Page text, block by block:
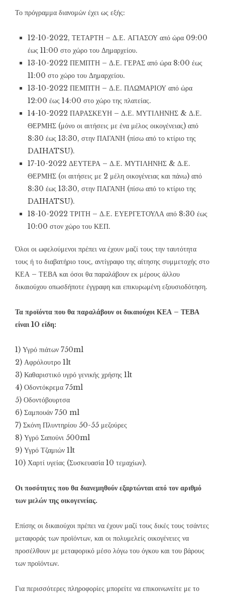
Το πρόγραμμα διανομών έχει ως εξής:
12-10-2022, ΤΕΤΑΡΤΗ – Δ.Ε. ΑΓΙΑΣΟΥ από ώρα 09:00
έως 11:00 στο χώρο του Δημαρχείου.
13-10-2022 ΠΕΜΠΤΗ – Δ.Ε. ΓΕΡΑΣ από ώρα 8:00 έως
11:00 στο χώρο του Δημαρχείου.
13-10-2022 ΠΕΜΠΤΗ – Δ.Ε. ΠΛΩΜΑΡΙΟΥ από ώρα
12:00 έως 14:00 στο χώρο της πλατείας.
14-10-2022 ΠΑΡΑΣΚΕΥΗ – Δ.Ε. ΜΥΤΙΛΗΝΗΣ & Δ.Ε.
ΘΕΡΜΗΣ (μόνο οι αιτήσεις με ένα μέλος οικογένειας) από
8:30 έως 13:30, στην ΠΑΓΑΝΗ (πίσω από το κτίριο της
DAIHATSU).
17-10-2022 ΔΕΥΤΕΡΑ – Δ.Ε. ΜΥΤΙΛΗΝΗΣ & Δ.Ε.
ΘΕΡΜΗΣ (οι αιτήσεις με 2 μέλη οικογένειας και πάνω) από
8:30 έως 13:30, στην ΠΑΓΑΝΗ (πίσω από το κτίριο της
DAIHATSU).
18-10-2022 ΤΡΙΤΗ – Δ.Ε. ΕΥΕΡΓΕΤΟΥΛΑ από 8:30 έως
10:00 στον χώρο του ΚΕΠ.
Όλοι οι ωφελούμενοι πρέπει να έχουν μαζί τους την ταυτότητα
τους ή το διαβατήριο τους, αντίγραφο της αίτησης συμμετοχής στο
ΚΕΑ – ΤΕΒΑ και όσοι θα παραλάβουν εκ μέρους άλλου
δικαιούχου οπωσδήποτε έγγραφη και επικυρωμένη εξουσιοδότηση.
Τα προϊόντα που θα παραλάβουν οι δικαιούχοι ΚΕΑ – ΤΕΒΑ
είναι 10 είδη:
1) Υγρό πιάτων 750ml
2) Αφρόλουτρο 1lt
3) Καθαριστικό υγρό γενικής χρήσης 1lt
4) Οδοντόκρεμα 75ml
5) Οδοντόβουρτσα
6) Σαμπουάν 750 ml
7) Σκόνη Πλυντηρίου 50-55 μεζούρες
8) Υγρό Σαπούνι 500ml
9) Υγρό Τζαμιών 1lt
10) Χαρτί υγείας (Συσκευασία 10 τεμαχίων).
Οι ποσότητες που θα διανεμηθούν εξαρτώνται από τον αριθμό
των μελών της οικογενείας.
Επίσης οι δικαιούχοι πρέπει να έχουν μαζί τους δικές τους τσάντες
μεταφοράς των προϊόντων, και οι πολυμελείς οικογένειες να
προσέλθουν με μεταφορικό μέσο λόγω του όγκου και του βάρους
των προϊόντων.
Για περισσότερες πληροφορίες μπορείτε να επικοινωνείτε με το